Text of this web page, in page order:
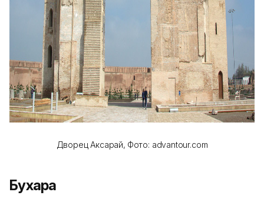
Дворец Аксарай, Фото: advantour.com
Бухара